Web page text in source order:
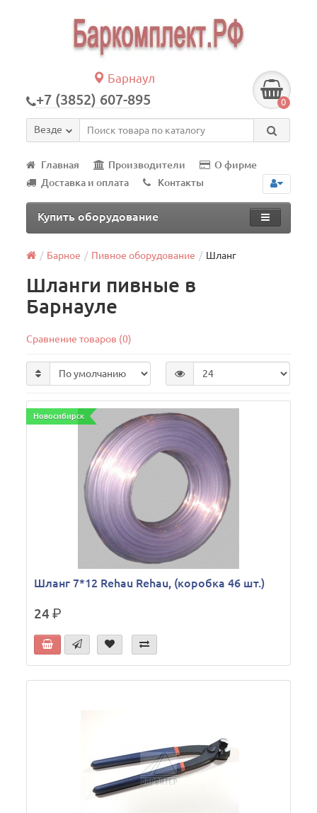
Барнаул
+7 (3852) 607-895 0
Везде
Главная Производители
О фирме
Доставка и оплата
Контакты
Купить оборудование
Барное Пивное оборудование Шланг
Шланги пивные в
Барнауле
Сравнение товаров (0)
Новосибирск
Шланг 7*12 Rehau Rehau, (коробка 46 шт.)
24р.